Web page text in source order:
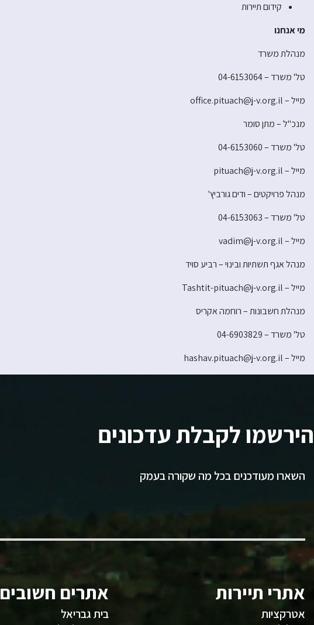
קידום תיירות
מי אנחנו
מנהלת משרד
טל' משרד – 04-6153064
מייל – office.pituach@j-v.org.il
מנכ"ל – מתן סומר
טל' משרד – 04-6153060
מייל – pituach@j-v.org.il
מנהל פרויקטים – ודים גורביץ'
טל' משרד – 04-6153063
מייל – vadim@j-v.org.il
מנהל אגף תשתיות ובינוי – רביע סויד
מייל – Tashtit-pituach@j-v.org.il
מנהלת חשבונות – רוחמה אקריס
טל' משרד – 04-6903829
מייל – hashav.pituach@j-v.org.il
הירשמו לקבלת עדכונים
השארו מעודכנים בכל מה שקורה בעמק
אתרי תיירות
אטרקציות
אתרים חשובים
בית גבריאל